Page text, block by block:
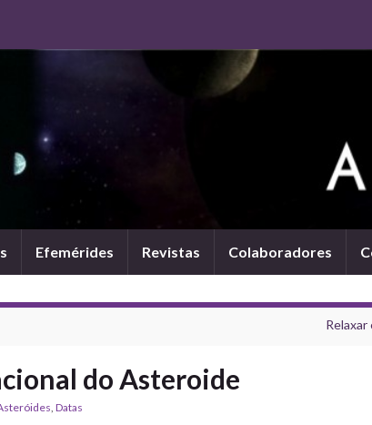
Efemérides Revistas Colaboradores
do Asteroide
, Datas